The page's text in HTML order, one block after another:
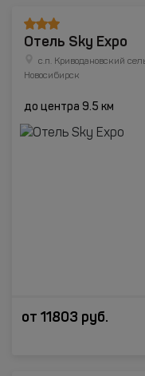
Отель Sky Expo
с.п. Криводановский
Новосибирск
до центра 9.5 км
от 11803 руб.